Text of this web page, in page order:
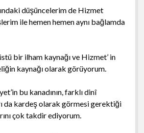
düşüncelerim de Hizmet
ile hemen hemen aynı bağlamda
bir ilham kaynağı ve Hizmet’ in
kaynağı olarak görüyorum.
bu kanadının, farklı dinî
da kardeş olarak görmesi gerektiği
çok takdir ediyorum.